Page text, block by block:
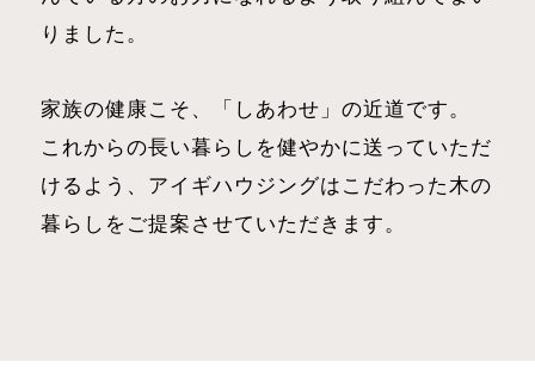
りました。
家族の健康こそ、「しあわせ」の近道です。
これからの長い暮らしを健やかに送っていただ
けるよう、アイギハウジングはこだわった木の
暮らしをご提案させていただきます。